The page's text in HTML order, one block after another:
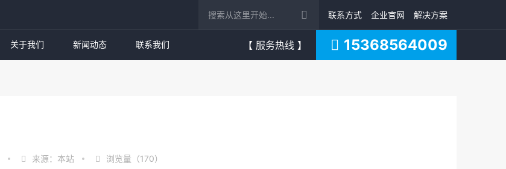
联系方式 企业官网 解决方案
关于我们 新闻动态 联系我们 【 服务热线 】 15368564009
来源：本站 浏览量（170）